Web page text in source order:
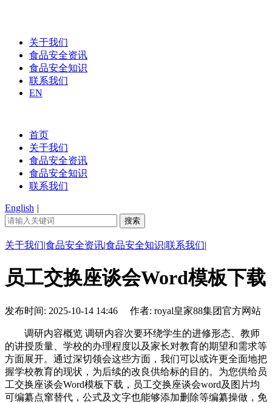
关于我们
食品安全资讯
食品安全知识
联系我们
EN
首页
关于我们
食品安全资讯
食品安全知识
联系我们
English |
关于我们|食品安全资讯|食品安全知识|联系我们|
员工交换座谈会Word模板下载
发布时间: 2025-10-14 14:46 作者: royal皇家88集团官方网站
调研内容概览 调研内容次要环绕学生的进修形态、教师
的讲授质量、学校的办理程度以及家长对教育的期望和需求等
方面展开。通过深切领会这些方面，我们可以或许更全面地把
握学校教育的现状，为后续的改良供给标的目的。为您供给员
工交换座谈会Word模板下载，员工交换座谈会word及图片均
可编纂点窜替代，公式及文字也能够添加删除等编纂操做，免